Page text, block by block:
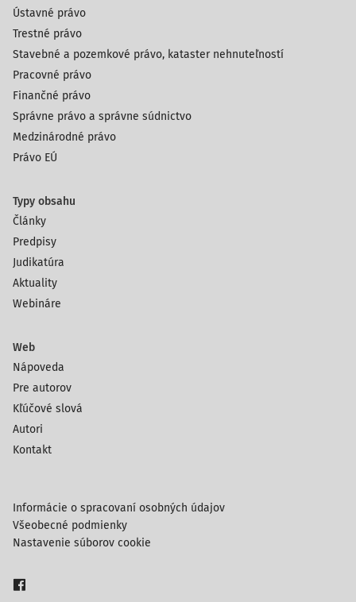
Ústavné právo
Trestné právo
Stavebné a pozemkové právo, kataster nehnuteľností
Pracovné právo
Finančné právo
Správne právo a správne súdnictvo
Medzinárodné právo
Právo EÚ
Typy obsahu
Články
Predpisy
Judikatúra
Aktuality
Webináre
Web
Nápoveda
Pre autorov
Kľúčové slová
Autori
Kontakt
Informácie o spracovaní osobných údajov
Všeobecné podmienky
Nastavenie súborov cookie